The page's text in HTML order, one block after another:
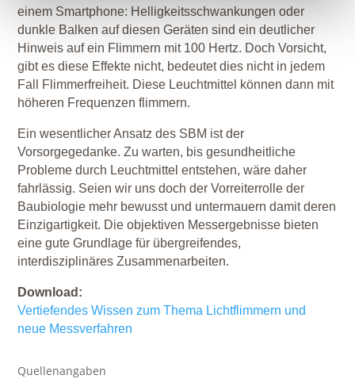
einem Smartphone: Helligkeitsschwankungen oder
dunkle Balken auf diesen Geräten sind ein deutlicher
Hinweis auf ein Flimmern mit 100 Hertz. Doch Vorsicht,
gibt es diese Effekte nicht, bedeutet dies nicht in jedem
Fall Flimmerfreiheit. Diese Leuchtmittel können dann mit
höheren Frequenzen flimmern.
Ein wesentlicher Ansatz des SBM ist der
Vorsorgegedanke. Zu warten, bis gesundheitliche
Probleme durch Leuchtmittel entstehen, wäre daher
fahrlässig. Seien wir uns doch der Vorreiterrolle der
Baubiologie mehr bewusst und untermauern damit deren
Einzigartigkeit. Die objektiven Messergebnisse bieten
eine gute Grundlage für übergreifendes,
interdisziplinäres Zusammenarbeiten.
Download:
Vertiefendes Wissen zum Thema Lichtflimmern und
neue Messverfahren
Quellenangaben